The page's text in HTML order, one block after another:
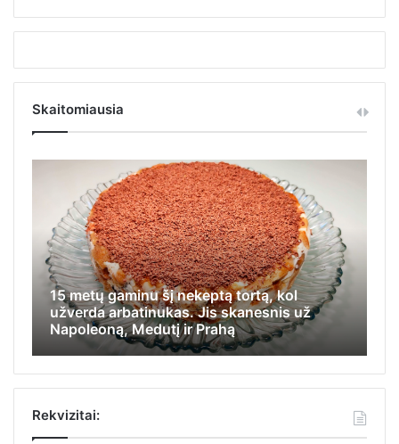
Skaitomiausia
šį nekeptą tortą, kol
Jis skanesnis už
Medutį ir Prahą
Iš jos visi
apsiginti, stengėsi
kamputį ir likti
Rekvizitai: